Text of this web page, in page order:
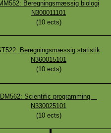
Beregningsmæssig biologi
N300011101
(10ects)
Beregningsmæssig statistik
N360015101
(10ects)
DM562: Scientific programming
N330025101
(10ects)